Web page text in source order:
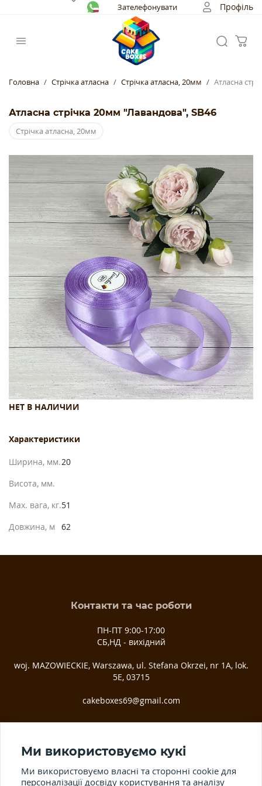
Зателефонувати Профіль
Головна Стрічка атласна Стрічка атласна, 20мм Атласна
Атласна стрічка 20мм "Лавандова", SB46
Стрічка атласна, 20мм
НЕТ В НАЛИЧИИ
Характеристики
Ширина, мм.20
Висота, мм.
Max. вага, кг.51
Довжина, м
62
Контакти та час роботи
ПН-ПТ 9:00-17:00
СБ,НД - вихідний
woj. MAZOWIECKIE, Warszawa, ul. Stefana Okrzei, nr 1A, lok.
5E, 03­715
cakeboxes69@gmail.com
Ми використовуємо кукі
Ми використовуємо власні та сторонні cookie для
персоналізації досвіду користування та аналізу